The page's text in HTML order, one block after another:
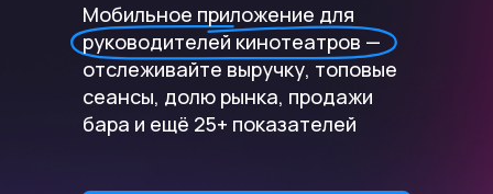
Мобильное приложение для
руководителей кинотеатров —
отслеживайте выручку, топовые
сеансы, долю рынка, продажи
бара и ещё 25+ показателей